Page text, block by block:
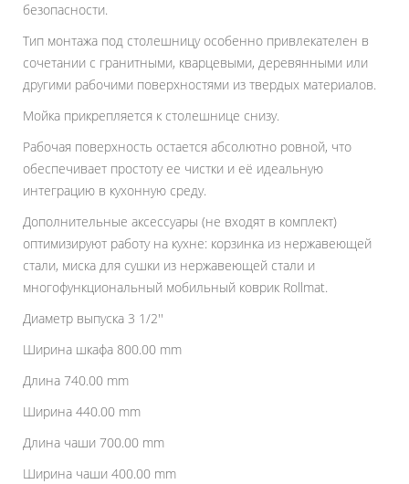
безопасности.
Тип монтажа под столешницу особенно привлекателен в
сочетании с гранитными, кварцевыми, деревянными или
другими рабочими поверхностями из твердых материалов.
Мойка прикрепляется к столешнице снизу.
Рабочая поверхность остается абсолютно ровной, что
обеспечивает простоту ее чистки и её идеальную
интеграцию в кухонную среду.
Дополнительные аксессуары (не входят в комплект)
оптимизируют работу на кухне: корзинка из нержавеющей
стали, миска для сушки из нержавеющей стали и
многофункциональный мобильный коврик Rollmat.
Диаметр выпуска 3 1/2''
Ширина шкафа 800.00 mm
Длина 740.00 mm
Ширина 440.00 mm
Длина чаши 700.00 mm
Ширина чаши 400.00 mm